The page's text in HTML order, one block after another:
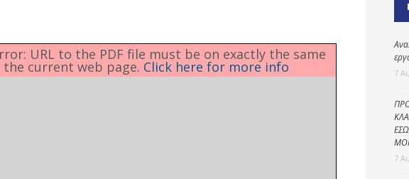
Δημοτική
αστυνομία
URL to the PDF file must be on exactly the same
the current web page. Click here for more info 7
7